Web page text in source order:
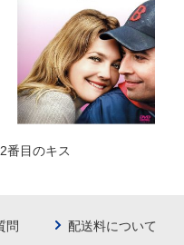
2番目のキス
問 配送料について